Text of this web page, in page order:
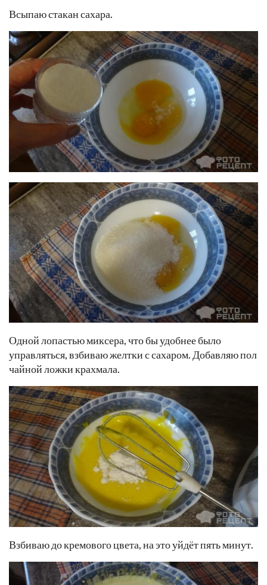
Всыпаю стакан сахара.
Одной лопастью миксера, что бы удобнее было
управляться, взбиваю желтки с сахаром. Добавляю пол
чайной ложки крахмала.
Взбиваю до кремового цвета, на это уйдёт пять минут.